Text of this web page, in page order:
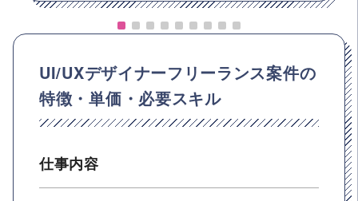
UI/UXデザイナーフリーランス案件の
特徴・単価・必要スキル
仕事内容